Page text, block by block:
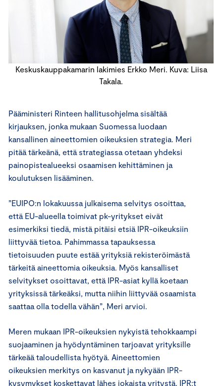
Keskuskauppakamarin lakimies Erkko Meri. Kuva: Liisa
Takala.
Pääministeri Rinteen hallitusohjelma sisältää
kirjauksen, jonka mukaan Suomessa luodaan
kansallinen aineettomien oikeuksien strategia. Meri
pitää tärkeänä, että strategiassa otetaan yhdeksi
painopistealueeksi osaamisen kehittäminen ja
koulutuksen lisääminen.
”EUIPO:n lokakuussa julkaisema selvitys osoittaa,
että EU-alueella toimivat pk-yritykset eivät
esimerkiksi tiedä, mistä pitäisi etsiä IPR-oikeuksiin
liittyvää tietoa. Pahimmassa tapauksessa
tietoisuuden puute estää yrityksiä rekisteröimästä
tärkeitä aineettomia oikeuksia. Myös kansalliset
selvitykset osoittavat, että IPR-asiat kyllä koetaan
yrityksissä tärkeäksi, mutta niihin liittyvää osaamista
saattaa olla todella vähän”, Meri arvioi.
Meren mukaan IPR-oikeuksien nykyistä tehokkaampi
suojaaminen ja hyödyntäminen tarjoavat yrityksille
tärkeää taloudellista hyötyä. Aineettomien
oikeuksien merkitys on kasvanut ja nykyään IPR-
kysymykset koskettavat lähes jokaista yritystä. IPR:t